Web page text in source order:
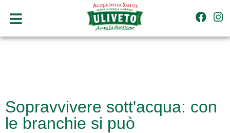
Sopravvivere sott'acqua: con
le branchie si può